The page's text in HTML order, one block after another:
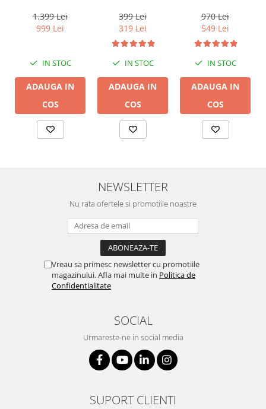
A50+, LAN /Wi-Fi
/Bluetooth,
1.399 Lei
999 Lei
IN STOC
ADAUGA IN
COS
399 Lei
319 Lei
IN STOC
ADAUGA IN
COS
A30+, LAN /Wi-Fi
/Bluetooth,
24bit/192kHz,
Multiroom
970 Lei
549 Lei
IN STOC
ADAUGA IN
COS
NEWSLETTER
Nu rata ofertele si promotiile noastre
Vreau sa primesc newsletter cu promotiile
magazinului. Afla mai multe in Politica de
Confidentialitate
SOCIAL
Urmareste-ne in social media
SUPORT CLIENTI